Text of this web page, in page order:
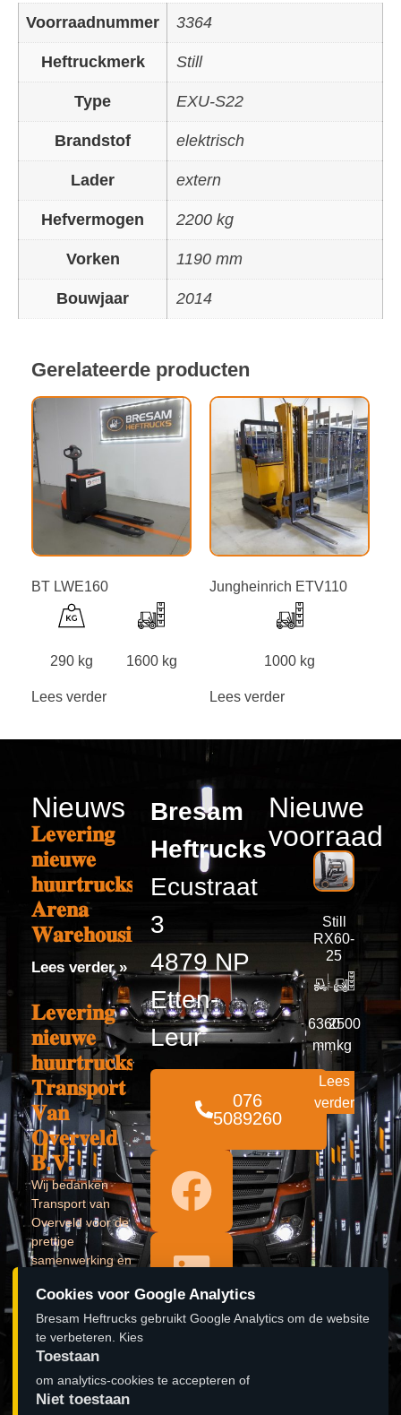
Voorraadnummer 3364
Heftruckmerk Still
Type EXU-S22
Brandstof elektrisch
Lader extern
Hefvermogen 2200 kg
Vorken 1190 mm
Bouwjaar 2014
Gerelateerde producten
BT LWE160
290 kg 1600 kg
Lees verder
Jungheinrich ETV110
1000 kg
Lees verder
Nieuws
𝐋𝐞𝐯𝐞𝐫𝐢𝐧𝐠
𝐧𝐢𝐞𝐮𝐰𝐞
𝐡𝐮𝐮𝐫𝐭𝐫𝐮𝐜𝐤𝐬
𝐀𝐫𝐞𝐧𝐚
𝐖𝐚𝐫𝐞𝐡𝐨𝐮𝐬𝐢𝐧𝐠
Lees verder »
𝐋𝐞𝐯𝐞𝐫𝐢𝐧𝐠
𝐧𝐢𝐞𝐮𝐰𝐞
𝐡𝐮𝐮𝐫𝐭𝐫𝐮𝐜𝐤𝐬
𝐓𝐫𝐚𝐧𝐬𝐩𝐨𝐫𝐭
𝐕𝐚𝐧
𝐎𝐯𝐞𝐫𝐯𝐞𝐥𝐝
𝐁.𝐕.
Wij bedanken
Transport van
Overveld voor de
prettige
samenwerking en
een vervolg!
Lees verder »
𝐎𝐩𝐞𝐧𝐢𝐧𝐠
pand 𝐁𝐫𝐞𝐬𝐚𝐦
Bresam
Heftrucks
Ecustraat
3
4879 NP
Etten-
Leur
076
5089260
Nieuwe
voorraad
Still
RX60-
25
6360
mm
2500
kg
Lees
verder
Cookies voor Google Analytics
Bresam Heftrucks gebruikt Google Analytics om de website
te verbeteren. Kies
Toestaan
om analytics-cookies te accepteren of
Niet toestaan